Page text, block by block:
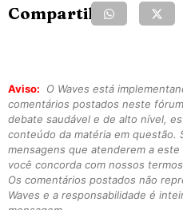
Compartilhe:
Aviso:
O Waves está
comentários postados neste
debate saudável e de alto nível,
conteúdo da matéria em questão.
mensagens que atenderem a
você concorda com nossos
Os comentários postados não
Waves e a responsabilidade é